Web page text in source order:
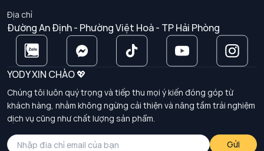
Địa chỉ
Đường An Định - Phường Việt Hoà - TP Hải Phòng
YODY XIN CHÀO 💖
Chúng tôi luôn quý trọng và tiếp thu mọi ý kiến đóng góp từ
khách hàng, nhằm không ngừng cải thiện và nâng tầm trải nghiệm
dịch vụ cũng như chất lượng sản phẩm.
Gửi